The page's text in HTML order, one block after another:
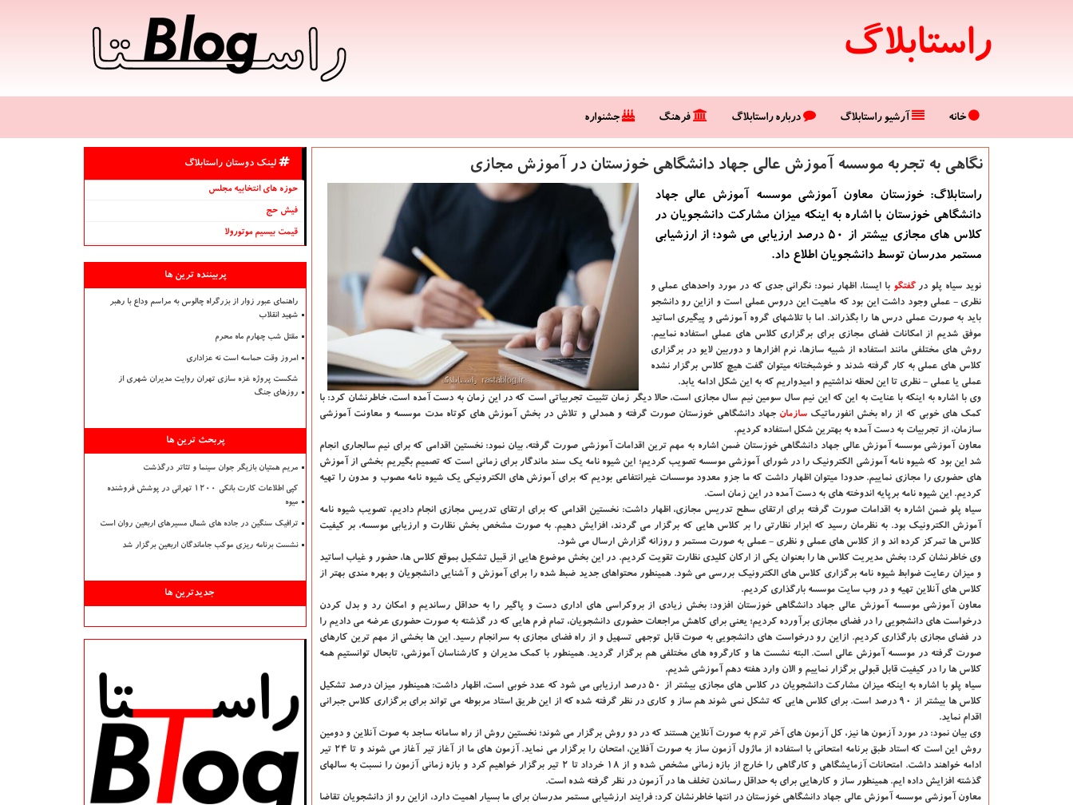
راستابلاگ
خانه آرشیو راستابلاگ درباره راستابلاگ فرهنگ جشنواره
نگاهی به تجربه موسسه آموزش عالی جهاد دانشگاهی خوزستان در آموزش مجازی
راستابلاگ: خوزستان معاون آموزشی موسسه آموزش عالی جهاد
دانشگاهی خوزستان با اشاره به اینکه میزان مشارکت دانشجویان در
کلاس های مجازی بیشتر از ۵۰ درصد ارزیابی می شود؛ از ارزشیابی
مستمر مدرسان توسط دانشجویان اطلاع داد.
نوید سیاه پلو درگفتگو با ایسنا، اظهار نمود: نگرانی جدی که در مورد واحدهای عملی و
نظری - عملی وجود داشت این بود که ماهیت این دروس عملی است و ازاین رو دانشجو
باید به صورت عملی درس ها را بگذراند. اما با تلاشهای گروه آموزشی و پیگیری اساتید
موفق شدیم از امکانات فضای مجازی برای برگزاری کلاس های عملی استفاده نماییم.
روش های مختلفی مانند استفاده از شبیه سازها، نرم افزارها و دوربین لایو در برگزاری
کلاس های عملی به کار گرفته شدند و خوشبختانه میتوان گفت هیچ کلاس برگزار نشده
عملی یا عملی - نظری تا این لحظه نداشتیم و امیدواریم که به این شکل ادامه یابد.
وی با اشاره به اینکه با عنایت به این که این نیم سال سومین نیم سال مجازی است، حالا دیگر زمان تثبیت تجربیاتی است که در این زمان به دست آمده است، خاطرنشان کرد: با
کمک های خوبی که از راه بخش انفورماتیکسازمان جهاد دانشگاهی خوزستان صورت گرفته و همدلی و تلاش در بخش آموزش های کوتاه مدت موسسه و معاونت آموزشی
سازمان، از تجربیات به دست آمده به بهترین شکل استفاده کردیم.
معاون آموزشی موسسه آموزش عالی جهاد دانشگاهی خوزستان ضمن اشاره به مهم ترین اقدامات آموزشی صورت گرفته، بیان نمود: نخستین اقدامی که برای نیم سالجاری انجام
شد این بود که شیوه نامه آموزشی الکترونیک را در شورای آموزشی موسسه تصویب کردیم؛ این شیوه نامه یک سند ماندگار برای زمانی است که تصمیم بگیریم بخشی از آموزش
های حضوری را مجازی نماییم. حدودا میتوان اظهار داشت که ما جزو معدود موسسات غیرانتفاعی بودیم که برای آموزش های الکترونیکی یک شیوه نامه مصوب و مدون را تهیه
کردیم. این شیوه نامه برپایه اندوخته های به دست آمده در این زمان است.
سیاه پلو ضمن اشاره به اقدامات صورت گرفته برای ارتقای سطح تدریس مجازی، اظهار داشت: نخستین اقدامی که برای ارتقای تدریس مجازی انجام دادیم، تصویب شیوه نامه
آموزش الکترونیک بود. به نظرمان رسید که ابزار نظارتی را بر کلاس هایی که برگزار می گردند، افزایش دهیم. به صورت مشخص بخش نظارت و ارزیابی موسسه، بر کیفیت
کلاس ها تمرکز کرده اند و از کلاس های عملی و نظری - عملی به صورت مستمر و روزانه گزارش ارسال می شود.
وی خاطرنشان کرد: بخش مدیریت کلاس ها را بعنوان یکی از ارکان کلیدی نظارت تقویت کردیم. در این بخش موضوع هایی از قبیل تشکیل بموقع کلاس ها، حضور و غیاب اساتید
و میزان رعایت ضوابط شیوه نامه برگزاری کلاس های الکترونیک بررسی می شود. همینطور محتواهای جدید ضبط شده را برای آموزش و آشنایی دانشجویان و بهره مندی بهتر از
کلاس های آنلاین تهیه و در وب سایت موسسه بارگذاری کردیم.
معاون آموزشی موسسه آموزش عالی جهاد دانشگاهی خوزستان افزود: بخش زیادی از بروکراسی های اداری دست و پاگیر را به حداقل رساندیم و امکان رد و بدل کردن
درخواست های دانشجویی را در فضای مجازی برآورده کردیم؛ یعنی برای کاهش مراجعات حضوری دانشجویان، تمام فرم هایی که در گذشته به صورت حضوری عرضه می دادیم را
در فضای مجازی بارگذاری کردیم. ازاین رو درخواست های دانشجویی به صوت قابل توجهی تسهیل و از راه فضای مجازی به سرانجام رسید. این ها بخشی از مهم ترین کارهای
صورت گرفته در موسسه آموزش عالی است. البته نشست ها و کارگروه های مختلفی هم برگزار گردید. همینطور با کمک مدیران و کارشناسان آموزشی، تابحال توانستیم همه
کلاس ها را در کیفیت قابل قبولی برگزار نماییم و الان وارد هفته دهم آموزشی شدیم.
سیاه پلو با اشاره به اینکه میزان مشارکت دانشجویان در کلاس های مجازی بیشتر از ۵۰ درصد ارزیابی می شود که عدد خوبی است، اظهار داشت: همینطور میزان درصد تشکیل
کلاس ها بیشتر از ۹۰ درصد است. برای کلاس هایی که تشکل نمی شوند هم ساز و کاری در نظر گرفته شده که از این طریق استاد مربوطه می تواند برای برگزاری کلاس جبرانی
اقدام نماید.
وی بیان نمود: در مورد آزمون ها نیز، کل آزمون های آخر ترم به صورت آنلاین هستند که در دو روش برگزار می شوند؛ نخستین روش از راه سامانه ساجد به صوت آنلاین و دومین
روش این است که استاد طبق برنامه امتحانی با استفاده از ماژول آزمون ساز به صورت آفلاین، امتحان را برگزار می نماید. آزمون های ما از آغاز تیر آغاز می شوند و تا ۲۴ تیر
ادامه خواهند داشت. امتحانات آزمایشگاهی و کارگاهی را خارج از بازه زمانی مشخص شده و از ۱۸ خرداد تا ۲ تیر برگزار خواهیم کرد و بازه زمانی آزمون را نسبت به سالهای
گذشته افزایش داده ایم. همینطور ساز و کارهایی برای به حداقل رساندن تخلف ها در آزمون در نظر گرفته شده است.
معاون آموزشی موسسه آموزش عالی جهاد دانشگاهی خوزستان در انتها خاطرنشان کرد: فرایند ارزشیابی مستمر مدرسان برای ما بسیار اهمیت دارد، ازاین رو از دانشجویان تقاضا
لینک دوستان راستابلاگ
حوزه های انتخابیه مجلس
فیش حج
قیمت بیسیم موتورولا
پربیننده ترین ها
راهنمای عبور زوار از بزرگراه چالوس به مراسم وداع با رهبر
شهید انقلاب
مقتل شب چهارم ماه محرم
امروز وقت حماسه است نه عزاداری
شکست پروژه غزه سازی تهران روایت مدیران شهری از
روزهای جنگ
پربحث ترین ها
مریم همتیان بازیگر جوان سینما و تئاتر درگذشت
کپی اطلاعات کارت بانکی ۱۲۰۰ تهرانی در پوشش فروشنده
میوه
ترافیک سنگین در جاده های شمال مسیرهای اربعین روان است
نشست برنامه ریزی موکب جاماندگان اربعین برگزار شد
جدیدترین ها